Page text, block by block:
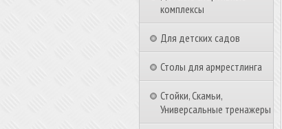
комплексы
Для детских садов
Столы для армрестлинга
Стойки, Скамьи,
Универсальные тренажеры